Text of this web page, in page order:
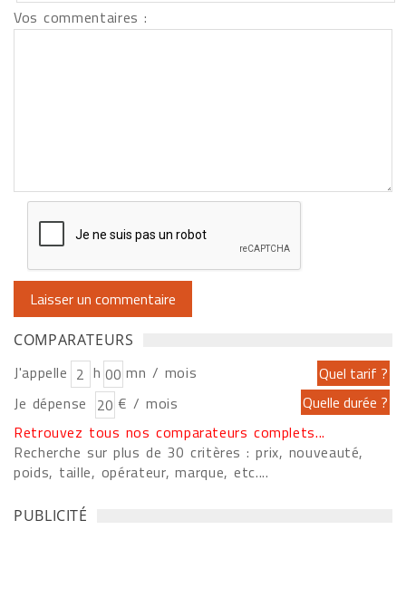
Vos commentaires :
COMPARATEURS
J'appelle h
mn / mois
Je dépense
€ / mois
Retrouvez tous nos comparateurs complets...
Recherche sur plus de 30 critères : prix, nouveauté,
poids, taille, opérateur, marque, etc....
PUBLICITÉ